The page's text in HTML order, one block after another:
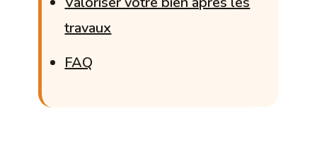
travaux
FAQ